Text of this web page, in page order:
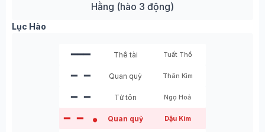
Hằng (hào 3 động)
Lục Hào
━━━ Thê tài Tuất Thổ
━ ━ Quan quỷ Thân Kim
━ ━ Tử tôn Ngọ Hoả
━ ━ ● Quan quỷ Dậu Kim